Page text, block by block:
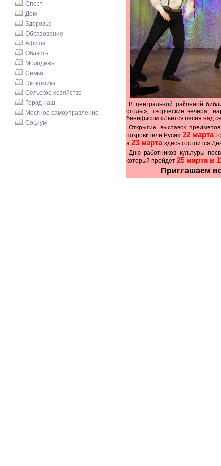
Спорт
Дом
Здоровье
Образование
Афиша
Область
Молодежь
Семья
Экономика
Сельское хозяйство
Город наш
Местное самоуправление
Социум
В центральной районной
столы», творческие вечера,
бенефисом «Льется песня над
Открытие выставок
покровители Руси» 22 марта
а 23 марта здесь состоится
Дню работников культуры
который пройдет 25 марта в
Приглашаем